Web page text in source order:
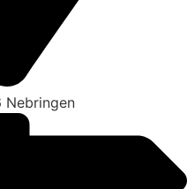
Nebringen